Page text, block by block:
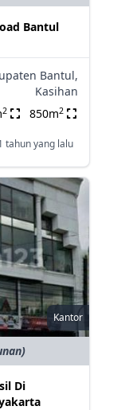
Bantul
Bantul,
Kasihan
2 850m2
tahun yang lalu
Kantor
Di